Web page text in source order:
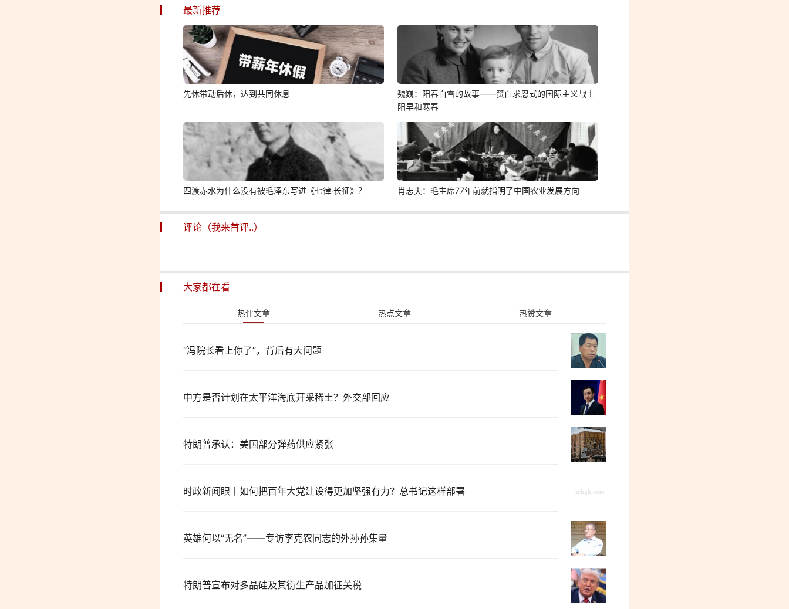
最新推荐
先休带动后休，达到共同休息
魏巍：阳春白雪的故事——赞白求恩式的国际主义战士
阳早和寒春
四渡赤水为什么没有被毛泽东写进《七律·长征》？ 肖志夫：毛主席77年前就指明了中国农业发展方向
评论（我来首评..）
大家都在看
热评文章 热点文章 热赞文章
“冯院长看上你了”，背后有大问题
中方是否计划在太平洋海底开采稀土？外交部回应
特朗普承认：美国部分弹药供应紧张
时政新闻眼丨如何把百年大党建设得更加坚强有力？总书记这样部署
英雄何以“无名”——专访李克农同志的外孙孙集量
特朗普宣布对多晶硅及其衍生产品加征关税